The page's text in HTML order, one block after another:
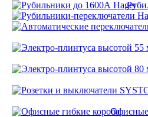
Офисные